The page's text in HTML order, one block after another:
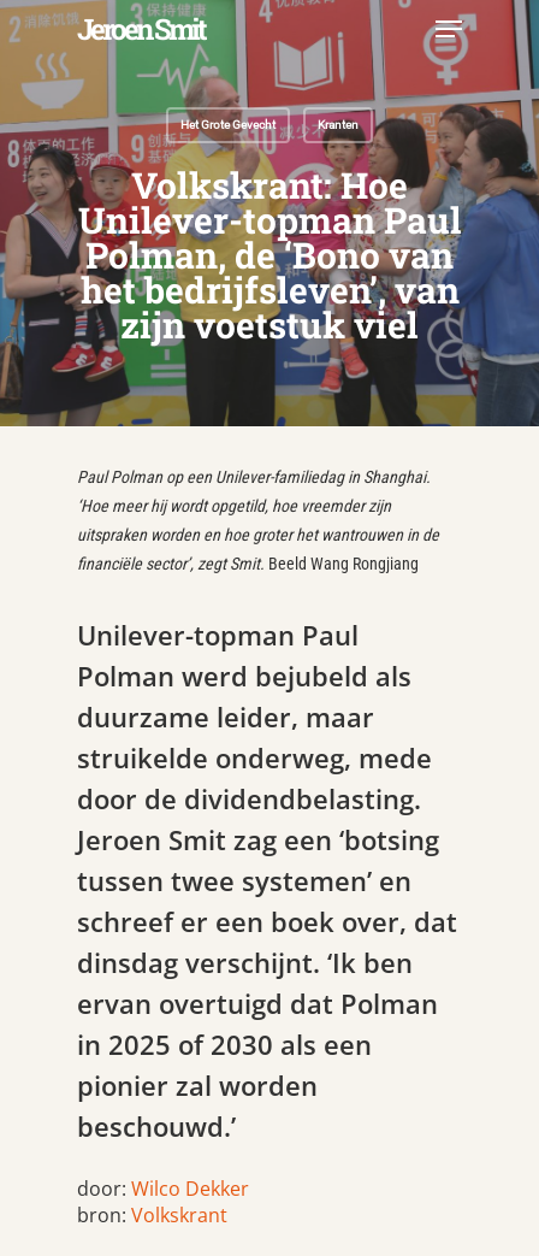
Skip
to
main
content
Jeroen Smit Menu
Het Grote Gevecht Kranten
Volkskrant: Hoe
Unilever-topman Paul
Polman, de ‘Bono van
het bedrijfsleven’, van
zijn voetstuk viel
Paul Polman op een Unilever-familiedag in Shanghai.
‘Hoe meer hij wordt opgetild, hoe vreemder zijn
uitspraken worden en hoe groter het wantrouwen in de
financiële sector’, zegt Smit. Beeld Wang Rongjiang
Unilever-topman Paul
Polman werd bejubeld als
duurzame leider, maar
struikelde onderweg, mede
door de dividendbelasting.
Jeroen Smit zag een ‘botsing
tussen twee systemen’ en
schreef er een boek over, dat
dinsdag verschijnt. ‘Ik ben
ervan overtuigd dat Polman
in 2025 of 2030 als een
pionier zal worden
beschouwd.’
door:Wilco Dekker
bron:Volkskrant
Close
Menu